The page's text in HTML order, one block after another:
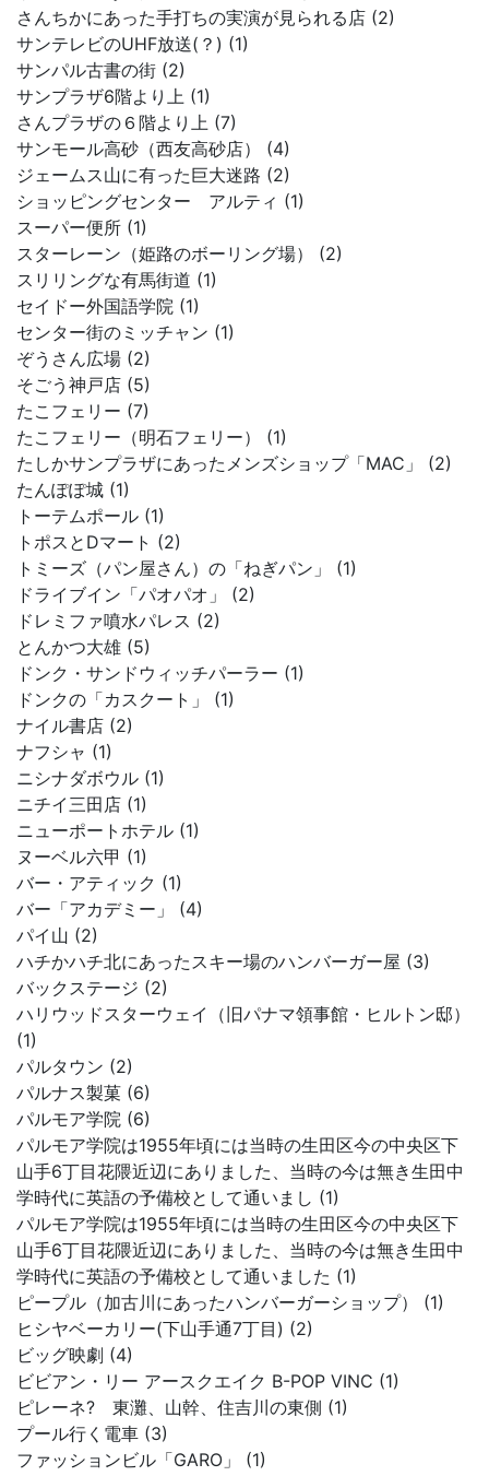
さんちかにあった手打ちの実演が見られる店 (2)
サンテレビのUHF放送(？) (1)
サンパル古書の街 (2)
サンプラザ6階より上 (1)
さんプラザの６階より上 (7)
サンモール高砂（西友高砂店） (4)
ジェームス山に有った巨大迷路 (2)
ショッピングセンター アルティ (1)
スーパー便所 (1)
スターレーン（姫路のボーリング場） (2)
スリリングな有馬街道 (1)
セイドー外国語学院 (1)
センター街のミッチャン (1)
ぞうさん広場 (2)
そごう神戸店 (5)
たこフェリー (7)
たこフェリー（明石フェリー） (1)
たしかサンプラザにあったメンズショップ「MAC」 (2)
たんぽぽ城 (1)
トーテムポール (1)
トポスとDマート (2)
トミーズ（パン屋さん）の「ねぎパン」 (1)
ドライブイン「パオパオ」 (2)
ドレミファ噴水パレス (2)
とんかつ大雄 (5)
ドンク・サンドウィッチパーラー (1)
ドンクの「カスクート」 (1)
ナイル書店 (2)
ナフシャ (1)
ニシナダボウル (1)
ニチイ三田店 (1)
ニューポートホテル (1)
ヌーベル六甲 (1)
バー・アティック (1)
バー「アカデミー」 (4)
パイ山 (2)
ハチかハチ北にあったスキー場のハンバーガー屋 (3)
バックステージ (2)
ハリウッドスターウェイ（旧パナマ領事館・ヒルトン邸）
(1)
パルタウン (2)
パルナス製菓 (6)
パルモア学院 (6)
パルモア学院は1955年頃には当時の生田区今の中央区下
山手6丁目花隈近辺にありました、当時の今は無き生田中
学時代に英語の予備校として通いまし (1)
パルモア学院は1955年頃には当時の生田区今の中央区下
山手6丁目花隈近辺にありました、当時の今は無き生田中
学時代に英語の予備校として通いました (1)
ピープル（加古川にあったハンバーガーショップ） (1)
ヒシヤベーカリー(下山手通7丁目) (2)
ビッグ映劇 (4)
ビビアン・リー アースクエイク B-POP VINC (1)
ピレーネ? 東灘、山幹、住吉川の東側 (1)
プール行く電車 (3)
ファッションビル「GARO」 (1)